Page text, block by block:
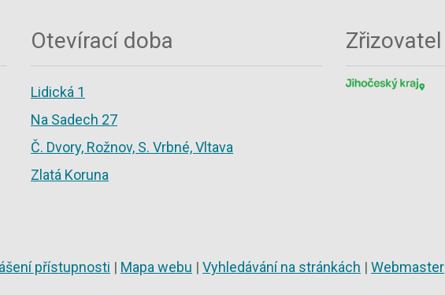
Otevírací doba
Lidická 1
Na Sadech 27
Č. Dvory, Rožnov, S. Vrbné, Vltava
Zlatá Koruna
Zřizovatel
přístupnosti | Mapa webu | Vyhledávání na stránkách | Webmaster